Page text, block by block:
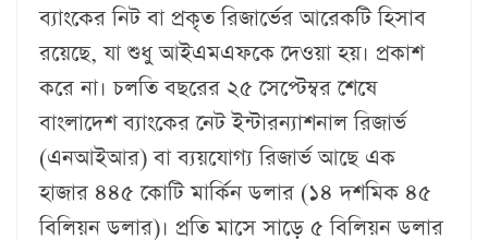
ব্যাংকের নিট বা প্রকৃত রিজার্ভের আরেকটি হিসাব
রয়েছে, যা শুধু আইএমএফকে দেওয়া হয়। প্রকাশ
করে না। চলতি বছরের ২৫ সেপ্টেম্বর শেষে
বাংলাদেশ ব্যাংকের নেট ইন্টারন্যাশনাল রিজার্ভ
(এনআইআর) বা ব্যয়যোগ্য রিজার্ভ আছে এক
হাজার ৪৪৫ কোটি মার্কিন ডলার (১৪ দশমিক ৪৫
বিলিয়ন ডলার)। প্রতি মাসে সাড়ে ৫ বিলিয়ন ডলার